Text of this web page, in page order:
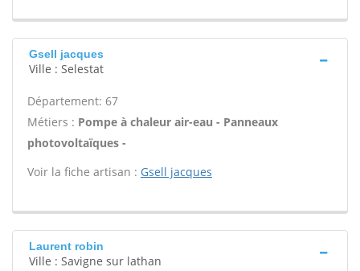
Gsell jacques
Ville : Selestat
Département: 67
Métiers : Pompe à chaleur air-eau - Panneaux
photovoltaïques -
Voir la fiche artisan : Gsell jacques
Laurent robin
Ville : Savigne sur lathan